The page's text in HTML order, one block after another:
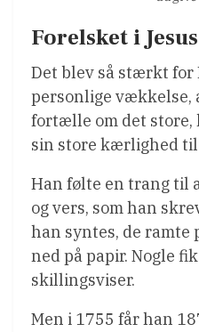
Forelsket i Jesus
Det blev så stærkt for
personlige vækkelse,
fortælle om det store,
sin store kærlighed
Han følte en trang til
og vers, som han
han syntes, de ramte
ned på papir. Nogle
skillingsviser.
Men i 1755 får han